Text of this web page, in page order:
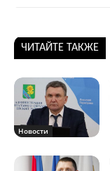
ЧИТАЙТЕ ТАКЖЕ
Новости